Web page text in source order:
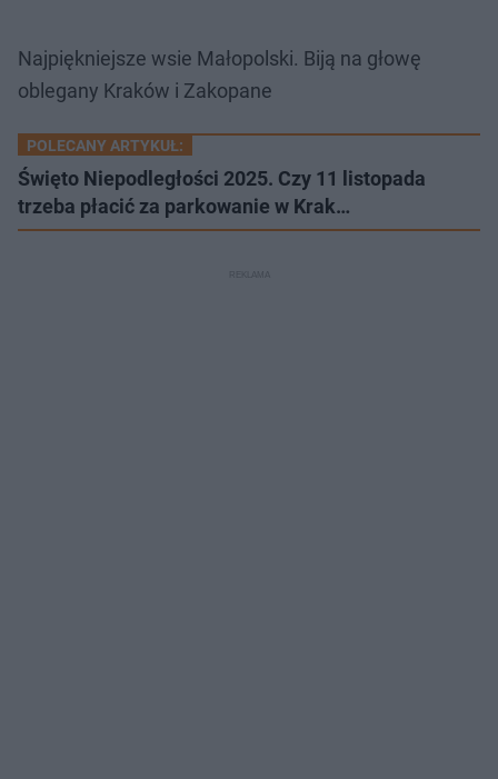
Najpiękniejsze wsie Małopolski. Biją na głowę
oblegany Kraków i Zakopane
POLECANY ARTYKUŁ:
Święto Niepodległości 2025. Czy 11 listopada
trzeba płacić za parkowanie w Krak…